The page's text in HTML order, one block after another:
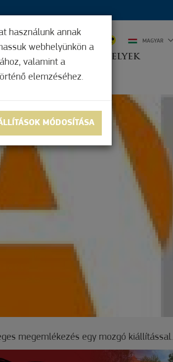
ELFOGADÓHELYEK
MAGYAR
értékelt
megemlékezés egy mozgó kiállítással.
használunk annak
webhelyünkön a
valamint a
elemzéséhez.
MÓDOSÍTÁSA